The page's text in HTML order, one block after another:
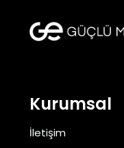
Kurumsal
İletişim